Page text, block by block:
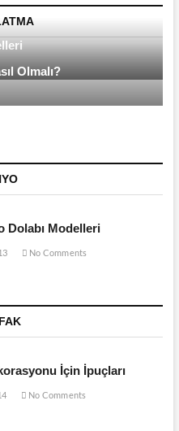
Olmalı?
Dolabı Modelleri
No Comments
İçin İpuçları
No Comments